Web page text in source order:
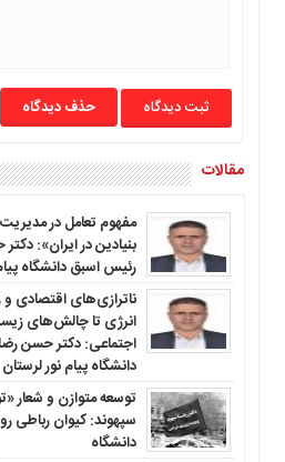
حذف دیدگاه
مقالات
مفهوم تعامل در
بنیادین در ایران»:
رئیس اسبق دانشگاه
ناترازی‌های اقتصادی و
انرژی تا چالش‌های
اجتماعی: دکتر حسن
دانشگاه پیام نور لرستان
توسعه متوازن و شعار
سپهوند: کیوان رباطی
دانشگاه